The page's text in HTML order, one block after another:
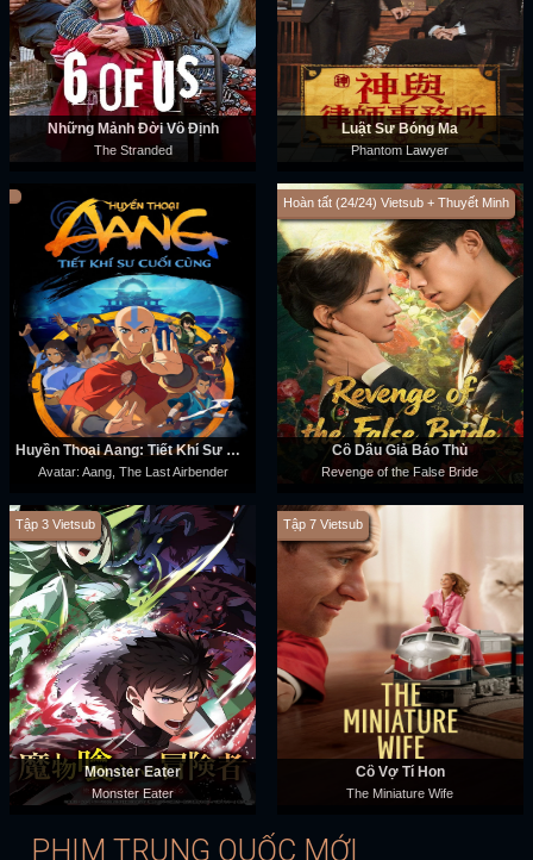
Những Mảnh Đời Vô Định
The Stranded
Luật Sư Bóng Ma
Phantom Lawyer
Huyền Thoại Aang: Tiết Khí Sư Cuối Cùng
Avatar: Aang, The Last Airbender
Hoàn tất (24/24) Vietsub + Thuyết Minh
Cô Dâu Giả Báo Thù
Revenge of the False Bride
Tập 3 Vietsub
Monster Eater
Monster Eater
Tập 7 Vietsub
Cô Vợ Tí Hon
The Miniature Wife
PHIM TRUNG QUỐC MỚI